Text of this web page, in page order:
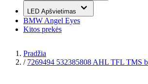
LED Apšvietimas
BMW Angel Eyes
Kitos prekės
Pradžia
/ 7269494 532385808 AHL TFL TMS